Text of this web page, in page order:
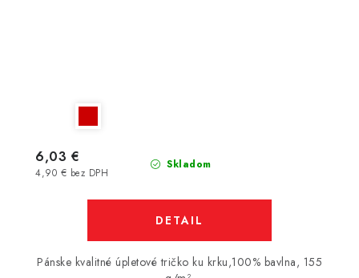
Skladom
4,90 € bez DPH
6,03 €
DETAIL
Pánske kvalitné úpletové tričko ku krku,100% bavlna, 155